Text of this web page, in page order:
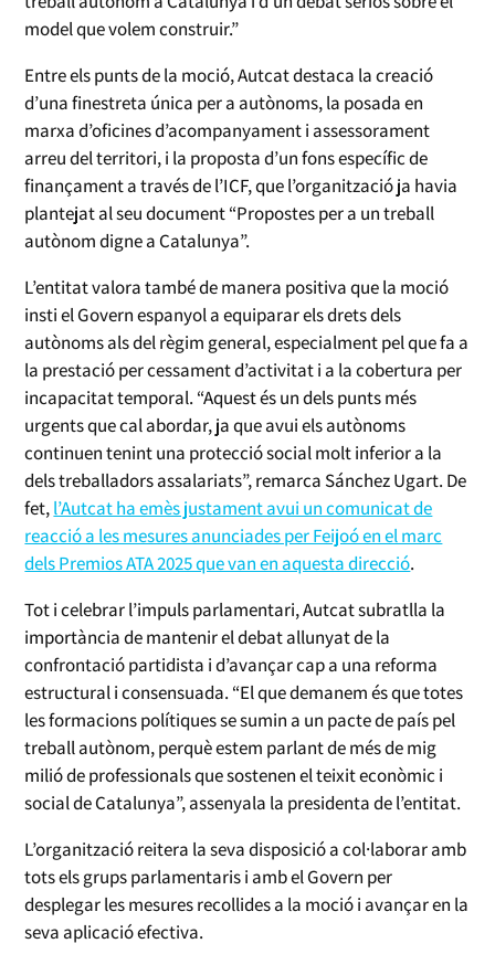
model que volem construir.”
Entre els punts de la moció, Autcat destaca la creació
d’una finestreta única per a autònoms, la posada en
marxa d’oficines d’acompanyament i assessorament
arreu del territori, i la proposta d’un fons específic de
finançament a través de l’ICF, que l’organització ja havia
plantejat al seu document “Propostes per a un treball
autònom digne a Catalunya”.
L’entitat valora també de manera positiva que la moció
insti el Govern espanyol a equiparar els drets dels
autònoms als del règim general, especialment pel que fa a
la prestació per cessament d’activitat i a la cobertura per
incapacitat temporal. “Aquest és un dels punts més
urgents que cal abordar, ja que avui els autònoms
continuen tenint una protecció social molt inferior a la
dels treballadors assalariats”, remarca Sánchez Ugart. De
fet,l’Autcat ha emès justament avui un comunicat de
reacció a les mesures anunciades per Feijoó en el marc
dels Premios ATA 2025 que van en aquesta direcció.
Tot i celebrar l’impuls parlamentari, Autcat subratlla la
importància de mantenir el debat allunyat de la
confrontació partidista i d’avançar cap a una reforma
estructural i consensuada. “El que demanem és que totes
les formacions polítiques se sumin a un pacte de país pel
treball autònom, perquè estem parlant de més de mig
milió de professionals que sostenen el teixit econòmic i
social de Catalunya”, assenyala la presidenta de l’entitat.
L’organització reitera la seva disposició a col·laborar amb
tots els grups parlamentaris i amb el Govern per
desplegar les mesures recollides a la moció i avançar en la
seva aplicació efectiva.